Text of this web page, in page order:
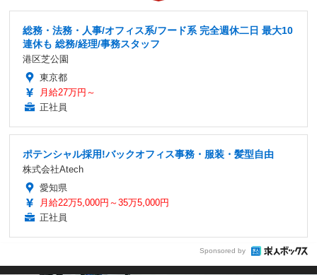
総務・法務・人事/オフィス系/フード系 完全週休二日 最大10
連休も 総務/経理/事務スタッフ
港区芝公園
東京都
月給27万円～
正社員
ポテンシャル採用!バックオフィス事務・服装・髪型自由
株式会社Atech
愛知県
月給22万5,000円～35万5,000円
正社員
Sponsored by